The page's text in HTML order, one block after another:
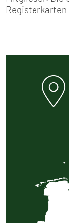
SERVICE
MITGLIEDSCHAFT
Registerkarten